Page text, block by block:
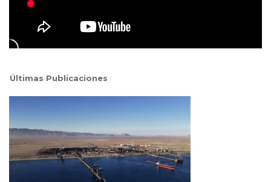
Últimas Publicaciones